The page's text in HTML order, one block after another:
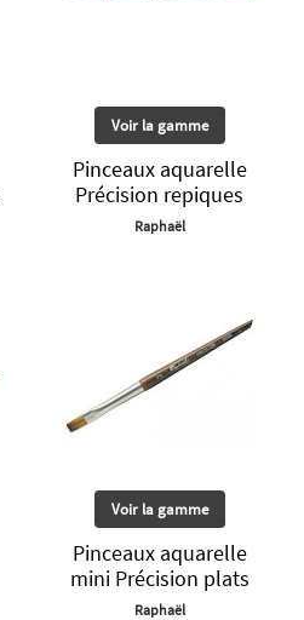
Voir la gamme
Pinceaux aquarelle
Précision repiques
Raphaël
Voir la gamme
Pinceaux aquarelle
mini Précision plats
Raphaël